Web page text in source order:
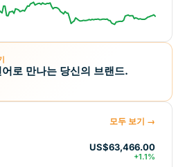
로 만나는 당신의 브랜드.
모두 보기 →
US$63,466.00
+1.1%